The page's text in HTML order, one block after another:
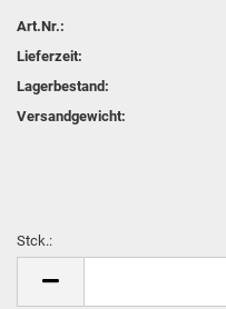
Art.Nr.:
Lieferzeit:
Lagerbestand:
Versandgewicht:
Stck.: